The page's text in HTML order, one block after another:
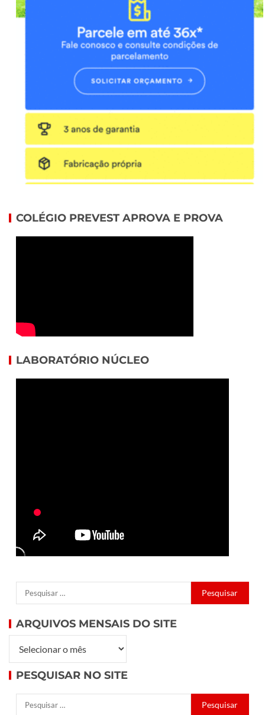
COLÉGIO PREVEST APROVA E PROVA
LABORATÓRIO NÚCLEO
ARQUIVOS MENSAIS DO SITE
PESQUISAR NO SITE